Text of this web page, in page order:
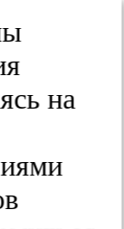
на